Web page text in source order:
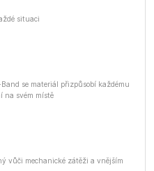
situaci
se materiál přizpůsobí každému
na svém místě
vůči mechanické zátěži a vnějším